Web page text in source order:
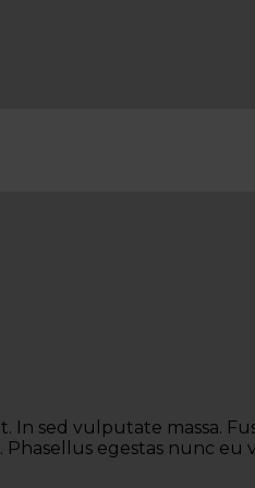
sed vulputate massa.
egestas nunc